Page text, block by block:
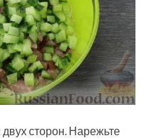
двух сторон. Нарежьте